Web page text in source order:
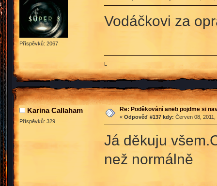
Příspěvků: 2067
Vodáčkovi za
Karina Callaham
Příspěvků: 329
Re: Poděkování aneb pojdme si
« Odpověď #137 kdy: Červen 08,
Já děkuju
než normálně